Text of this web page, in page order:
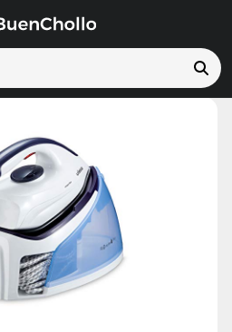
Centro de Planchado Compacto,